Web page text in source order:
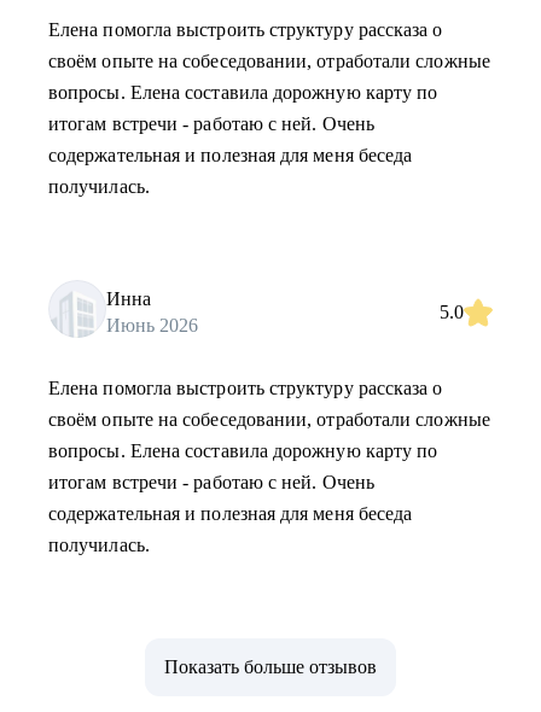
Елена помогла выстроить структуру рассказа о
своём опыте на собеседовании, отработали сложные
вопросы. Елена составила дорожную карту по
итогам встречи - работаю с ней. Очень
содержательная и полезная для меня беседа
получилась.
Инна
Июнь 2026
5.0
Елена помогла выстроить структуру рассказа о
своём опыте на собеседовании, отработали сложные
вопросы. Елена составила дорожную карту по
итогам встречи - работаю с ней. Очень
содержательная и полезная для меня беседа
получилась.
Показать больше отзывов